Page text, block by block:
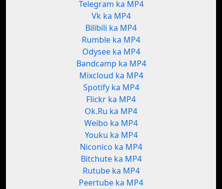
Telegram ka MP4
Vk ka MP4
Bilibili ka MP4
Rumble ka MP4
Odysee ka MP4
Bandcamp ka MP4
Mixcloud ka MP4
Spotify ka MP4
Flickr ka MP4
Ok.Ru ka MP4
Weibo ka MP4
Youku ka MP4
Niconico ka MP4
Bitchute ka MP4
Rutube ka MP4
Peertube ka MP4